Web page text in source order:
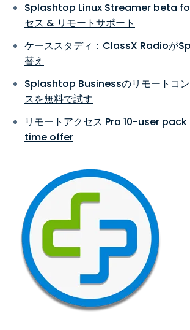
Splashtop Linux Streamer beta
セス & リモートサポート
ケーススタディ：ClassX Radioが
替え
Splashtop Businessのリモートコ
スを無料で試す
リモートアクセス Pro 10-user
time offer